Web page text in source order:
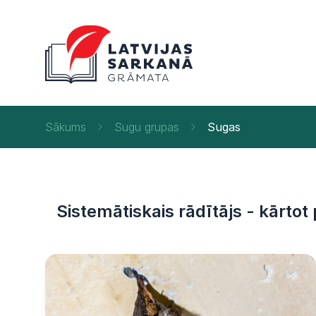
Sākums Sugu grupas Sugas
Sistemātiskais rādītājs - kārtot